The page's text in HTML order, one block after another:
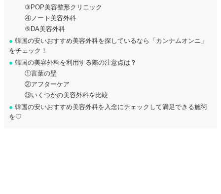
③POP美容整形クリニック
④ノート美容外科
⑤DA美容外科
● 韓国の安いおすすめ美容外科を探しているなら「カンナムオンニ」
をチェック！
● 韓国の美容外科を利用する際の注意点は？
①言葉の壁
②アフターケア
③いくつかの美容外科を比較
● 韓国の安いおすすめ美容外科を入念にチェックして満足できる施術
を♡